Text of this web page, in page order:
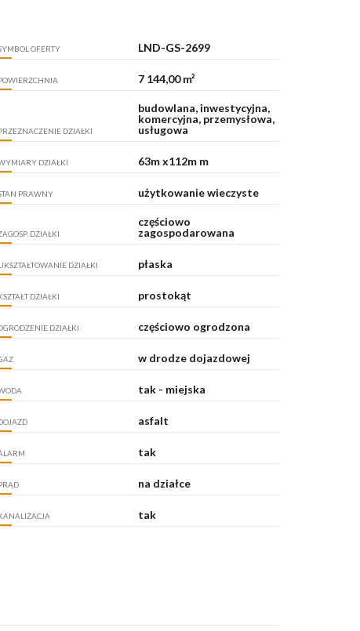
OFERTY LND-GS-2699
7 144,00 m²
DZIAŁKI
budowlana, inwestycyjna,
komercyjna, przemysłowa,
usługowa
DZIAŁKI 63m x112m m
PRAWNY użytkowanie wieczyste
DZIAŁKI
częściowo
zagospodarowana
DZIAŁKI płaska
DZIAŁKI prostokąt
DZIAŁKI częściowo ogrodzona
w drodze dojazdowej
tak - miejska
asfalt
tak
na działce
tak